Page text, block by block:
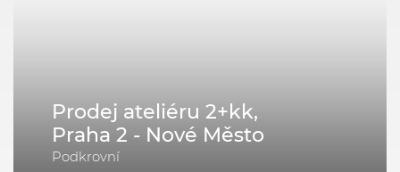
Prodej ateliéru 2+kk,
Praha 2 - Nové Město
Podkrovní